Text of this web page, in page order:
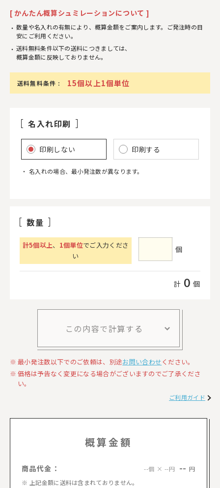
[ かんたん概算シュミレーションについて ]
数量や名入れの有無により、概算金額をご案内します。ご発注時の目
安にご利用ください。
送料無料条件以下の送料につきましては、
概算金額に反映しておりません。
送料無料条件 : 15個以上1個単位
名入れ印刷
印刷しない 印刷する
名入れの場合、最小発注数が異なります。
数量
計5個以上、 1個単位でご入力くださ
い
個
計 0 個
この内容で計算する
最小発注数以下でのご依頼は、別途お問い合わせください。
価格は予告なく変更になる場合がございますのでご了承くださ
い。
ご利用ガイド
概算金額
商品代金： --個 × --円 -- 円
上記金額に送料は含まれておりません。